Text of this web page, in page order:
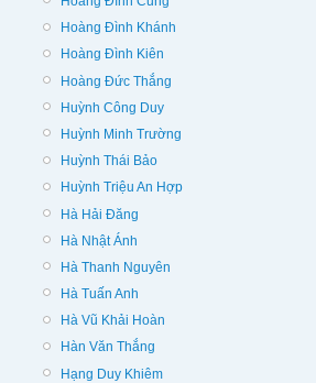
Hoàng Đình Khánh
Hoàng Đình Kiên
Hoàng Đức Thắng
Huỳnh Công Duy
Huỳnh Minh Trường
Huỳnh Thái Bảo
Huỳnh Triệu An Hợp
Hà Hải Đăng
Hà Nhật Ánh
Hà Thanh Nguyên
Hà Tuấn Anh
Hà Vũ Khải Hoàn
Hàn Văn Thắng
Hạng Duy Khiêm